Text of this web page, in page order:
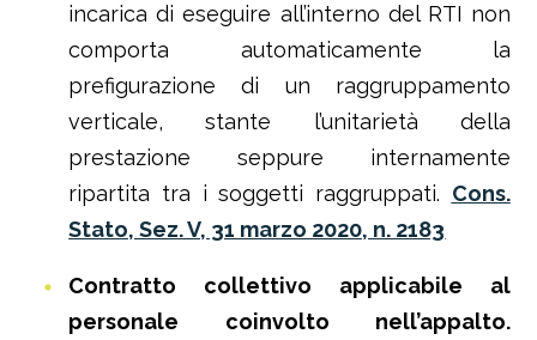
incarica di eseguire all’interno del RTI non
comporta automaticamente la
prefigurazione di un raggruppamento
verticale, stante l’unitarietà della
prestazione seppure internamente
ripartita tra i soggetti raggruppati. Cons.
Stato, Sez. V, 31 marzo 2020, n. 2183
Contratto collettivo applicabile al
personale coinvolto nell’appalto.